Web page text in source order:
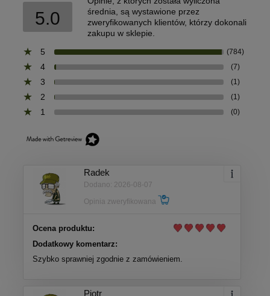
5.0
średnia, są wystawione przez
zweryfikowanych klientów, którzy dokonali
zakupu w sklepie.
5
(784)
4 (7)
3 (1)
2 (1)
1 (0)
Radek
Dodano: 2026-08-07
Opinia zweryfikowana
Ocena produktu:
Dodatkowy komentarz:
Szybko sprawniej zgodnie z zamówieniem.
Piotr